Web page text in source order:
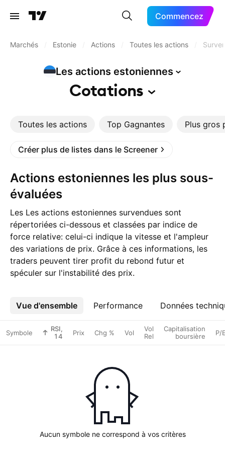
Commencez
Marchés Estonie Actions Toutes les actions
Les actions estoniennes
Cotations
Toutes les actions Top Gagnantes Plus gros
Créer plus de listes dans le Screener
Actions estoniennes les plus sous-
évaluées
Les Les actions estoniennes survendues sont
répertoriées ci-dessous et classées par indice de
force relative: celui-ci indique la vitesse et l'ampleur
des variations de prix. Grâce à ces informations, les
traders peuvent tirer profit du rebond futur et
spéculer sur l'instabilité des prix.
Vue d'ensemble Performance Données
Plus
Symbole
RSI,
14
Prix Chg % Vol
Vol
Rel
Capitalisation
boursière
P/
Aucun symbole ne correspond à vos critères